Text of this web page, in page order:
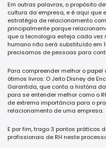
Em outras palavras, o propósito
cultura da empresa, e é aqui que
estratégia de relacionamento
principalmente porque
que a tecnologia esteja cada vez
humano não será substituído em
precisamos de pessoas para
Para compreender melhor o
ótimos livros: O Jeito Disney de
Garantida, que conta a história
para se entender melhor como o
de extrema importância para o
relacionamento de uma empresa.
E por fim, trago 3 pontos práticos
profissionais de RH neste